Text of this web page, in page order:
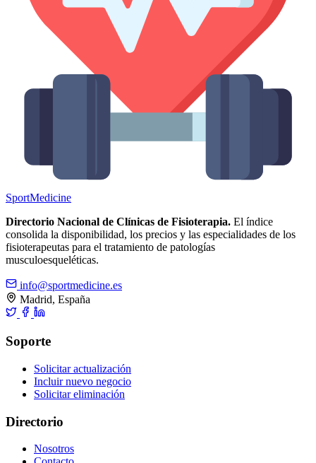
SportMedicine
Directorio Nacional de Clínicas de Fisioterapia. El índice
consolida la disponibilidad, los precios y las especialidades de los
fisioterapeutas para el tratamiento de patologías
musculoesqueléticas.
info@sportmedicine.es
Madrid, España
Soporte
Solicitar actualización
Incluir nuevo negocio
Solicitar eliminación
Directorio
Nosotros